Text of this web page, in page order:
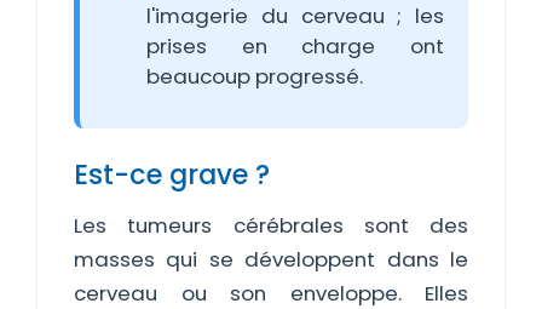
l'imagerie du cerveau ; les
prises en charge ont
beaucoup progressé.
Est-ce grave ?
Les tumeurs cérébrales sont des
masses qui se développent dans le
cerveau ou son enveloppe. Elles